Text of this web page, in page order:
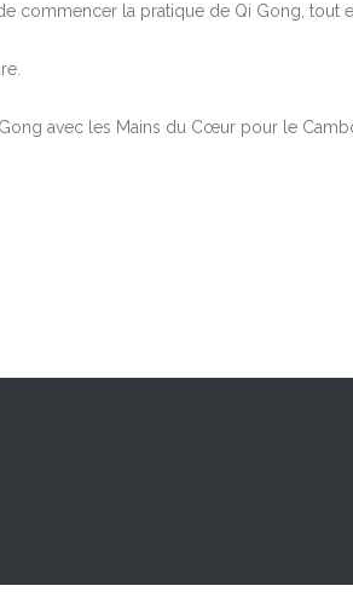
commencer la pratique de Qi Gong, tout
avec les Mains du Cœur pour le